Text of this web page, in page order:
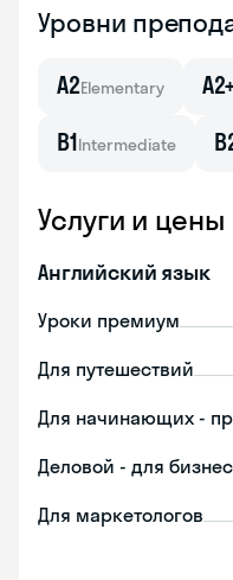
Уровни
A2Elementary
B1Intermediate
Услуги и цены
Английский язык
Уроки премиум
Для путешествий
Для начинающих -
Деловой - для
Для маркетологов